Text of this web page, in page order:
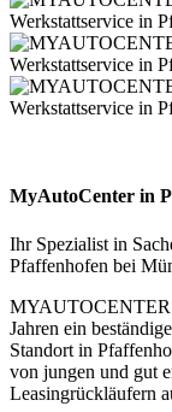
MyAutoCenter in
Ihr Spezialist in
Pfaffenhofen bei
MYAUTOCENTER
Jahren ein
Standort in
von jungen und gut
Leasingrückläufern